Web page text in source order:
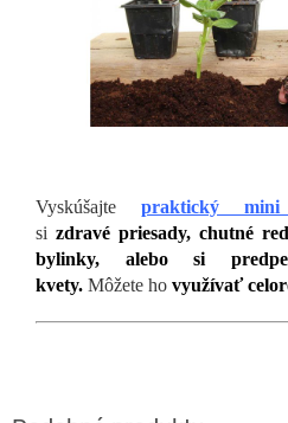
Vyskúšajte praktický
si zdravé priesady, chutné
bylinky, alebo si
kvety. Môžete ho využívať